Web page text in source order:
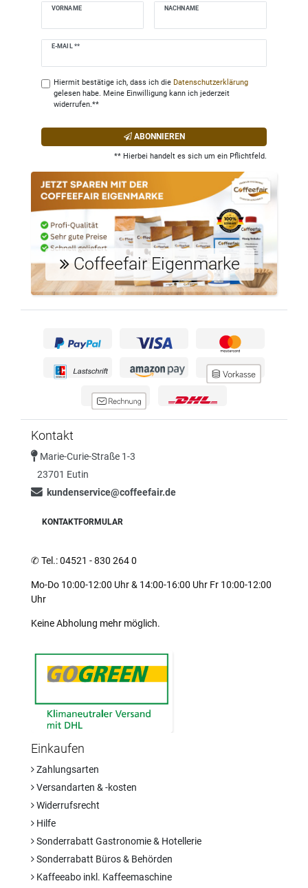
VORNAME NACHNAME
E-MAIL **
Newsletter
Hiermit bestätige ich, dass ich die Daten­schutz­erklärung
gelesen habe. Meine Einwilligung kann ich jederzeit
widerrufen.**
ABONNIEREN
** Hierbei handelt es sich um ein Pflichtfeld.
Coffeefair Eigenmarke
Kontakt
Marie-Curie-Straße 1-3
23701 Eutin
kundenservice@coffeefair.de
KONTAKTFORMULAR
✆Tel.: 04521 - 830 264 0
Mo-Do 10:00-12:00 Uhr & 14:00-16:00 Uhr Fr 10:00-12:00
Uhr
Keine Abholung mehr möglich.
Einkaufen
Zahlungsarten
Versandarten & -kosten
Widerrufsrecht
Hilfe
Sonderrabatt Gastronomie & Hotellerie
Sonderrabatt Büros & Behörden
Kaffeeabo inkl. Kaffeemaschine